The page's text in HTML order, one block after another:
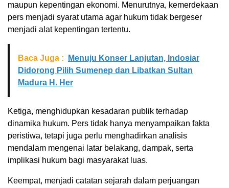
maupun kepentingan ekonomi. Menurutnya, kemerdekaan
pers menjadi syarat utama agar hukum tidak bergeser
menjadi alat kepentingan tertentu.
Baca Juga :
Menuju Konser Lanjutan, Indosiar
Didorong Pilih Sumenep dan Libatkan Sultan
Madura H. Her
Ketiga, menghidupkan kesadaran publik terhadap
dinamika hukum. Pers tidak hanya menyampaikan fakta
peristiwa, tetapi juga perlu menghadirkan analisis
mendalam mengenai latar belakang, dampak, serta
implikasi hukum bagi masyarakat luas.
Keempat, menjadi catatan sejarah dalam perjuangan